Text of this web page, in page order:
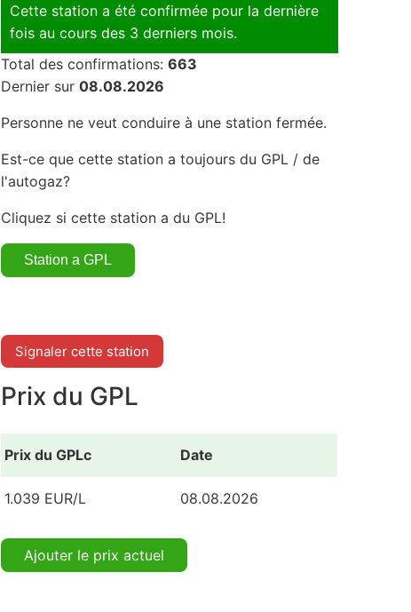
Cette station a été confirmée pour la dernière
fois au cours des 3 derniers mois.
Total des confirmations: 663
Dernier sur 08.08.2026
Personne ne veut conduire à une station fermée.
Est-ce que cette station a toujours du GPL / de
l'autogaz?
Cliquez si cette station a du GPL!
Signaler cette station
Prix du GPL
Prix du GPLc Date
1.039 EUR/L 08.08.2026
Ajouter le prix actuel